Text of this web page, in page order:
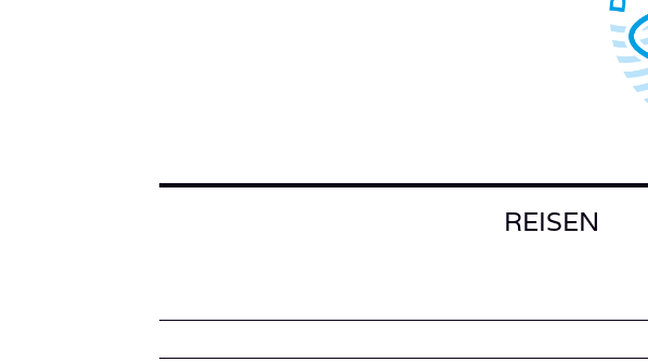
REISEN